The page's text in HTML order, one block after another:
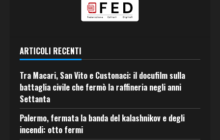
ARTICOLI RECENTI
Tra Macari, San Vito e Custonaci: il docufilm sulla
battaglia civile che fermò la raffineria negli anni
Settanta
Palermo, fermata la banda del kalashnikov e degli
incendi: otto fermi